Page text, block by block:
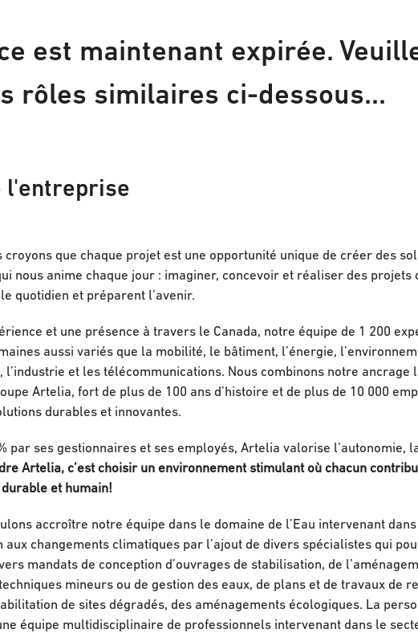
est maintenant expirée.
rôles similaires ci-dessous...
l'entreprise
croyons que chaque projet est une opportunité unique de créer des
nous anime chaque jour : imaginer, concevoir et réaliser des projets
quotidien et préparent l’avenir.
et une présence à travers le Canada, notre équipe de 1 200
aussi variés que la mobilité, le bâtiment, l’énergie,
l’industrie et les télécommunications. Nous combinons notre ancrage
Artelia, fort de plus de 100 ans d’histoire et de plus de 10 000
durables et innovantes.
par ses gestionnaires et ses employés, Artelia valorise l’autonomie,
Artelia, c’est choisir un environnement stimulant où chacun
et humain!
accroître notre équipe dans le domaine de l’Eau intervenant
aux changements climatiques par l’ajout de divers spécialistes qui
mandats de conception d’ouvrages de stabilisation, de
mineurs ou de gestion des eaux, de plans et de travaux de
de sites dégradés, des aménagements écologiques. La
équipe multidisciplinaire de professionnels intervenant dans le